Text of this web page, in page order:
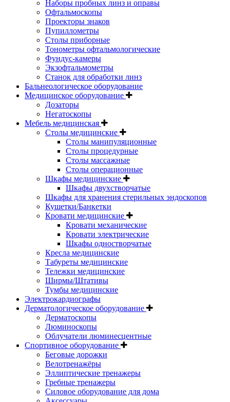
Наборы пробных линз и оправы
Офтальмоскопы
Проекторы знаков
Пупиллометры
Столы приборные
Тонометры офтальмологические
Фундус-камеры
Экзофтальмометры
Станок для обработки линз
Бальнеологическое оборудование
Медицинское оборудование
Дозаторы
Негатоскопы
Мебель медицинская
Столы медицинские
Столы манипуляционные
Столы процедурные
Столы массажные
Столы операционные
Шкафы медицинские
Шкафы двухстворчатые
Шкафы для хранения стерильных эндоскопов
Кушетки/Банкетки
Кровати медицинские
Кровати механические
Кровати электрические
Шкафы одностворчатые
Кресла медицинские
Табуреты медицинские
Тележки медицинские
Ширмы/Штативы
Тумбы медицинские
Электрокардиографы
Дерматологическое оборудование
Дерматоскопы
Люминоскопы
Облучатели люминесцентные
Спортивное оборудование
Беговые дорожки
Велотренажёры
Эллиптические тренажеры
Гребные тренажеры
Силовое оборудование для дома